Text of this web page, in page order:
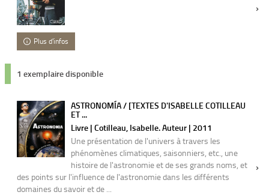
Plus d'infos
1 exemplaire disponible
ASTRONOMÍA / [TEXTES D'ISABELLE COTILLEAU
ET ...
Livre | Cotilleau, Isabelle. Auteur | 2011
Une présentation de l'univers à travers les
phénomènes climatiques, saisonniers, etc., une
histoire de l'astronomie et de ses grands noms, et
des points sur l'influence de l'astronomie dans les différents
domaines du savoir et de ...